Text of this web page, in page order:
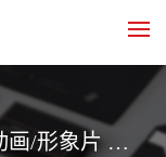
象片 制作